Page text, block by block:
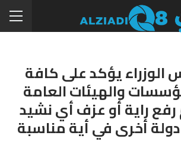
يؤكد على كافة
والهيئات العامة
رفع راية أو عزف أي نشيد
أخرى في أية مناسبة